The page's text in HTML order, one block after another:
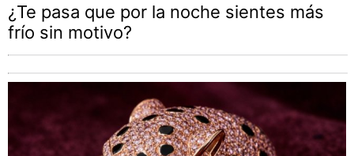
¿Te pasa que por la noche sientes más
frío sin motivo?